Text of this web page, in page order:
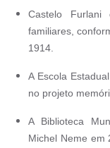
Castelo
familiares,
1914.
A Escola
no projeto
A Biblioteca
Michel Neme em